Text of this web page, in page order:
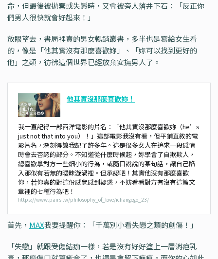
命，但最後被拋棄或失戀時，又會被旁人落井下石：「反正你
們男人很快就會好起來！」
放眼望去，書局裡賣的男女暢銷叢書，多半也是寫給女生看
的，像是「他其實沒有那麼喜歡妳」、「妳可以找到更好的
他」之類，彷彿這個世界已經放棄安撫男人了。
他其實沒那麼喜歡妳！
我一直記得一部西洋電影的片名：「他其實沒那麼喜歡妳（he’s
just not that into you）！」這部電影我沒有看，但平鋪直敘的電
影片名，深刻得讓我記了許多年。這是很多女人在追求一段感情
時會去否認的部分。不知道從什麼時候起，妳學會了自欺欺人，
總喜歡拿對方一些細小的行為，或隨口說說的某句話，讓自己陷
入那似有若無的曖昧漩渦裡。但承認吧！其實他沒有那麼喜歡
你，若你真的對這份感覺感到疑惑，不妨看看對方有沒有這篇文
章裡的七種行為吧！
https://www.pairs.tw/philosophy_of_love/ichangego_23/
首先， MAX我要提醒你：「千萬別小看失戀之類的創傷！」
「失戀」就跟受傷結痂一樣，若是沒有好好塗上一層消疤乳